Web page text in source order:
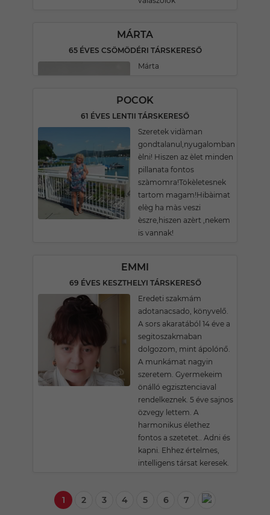
MÁRTA
65 ÉVES CSÖMÖDÉRI TÁRSKERESŐ
Márta
POCOK
61 ÉVES LENTII TÁRSKERESŐ
Szeretek vidàman
gondtalanul,nyugalomban
èlni! Hiszen az èlet minden
pillanata fontos
szàmomra!Tökèletesnek
tartom magam!Hibàimat
elèg ha màs veszi
èszre,hiszen azèrt ,nekem
is vannak!
EMMI
69 ÉVES KESZTHELYI TÁRSKERESŐ
Eredeti szakmám
adotanacsado, könyvelő.
A sors akaratából 14 éve a
segitoszakmaban
dolgozom, mint ápolónő.
A munkámat nagyin
szeretem. Gyermekeim
önálló egzisztenciaval
rendelkeznek. 5 éve sajnos
özvegy lettem. A
harmonikus élethez
fontos a szetetet.. Adni és
kapni. Ehhez értelmes,
intelligens társat keresek.
1 2 3 4 5 6 7